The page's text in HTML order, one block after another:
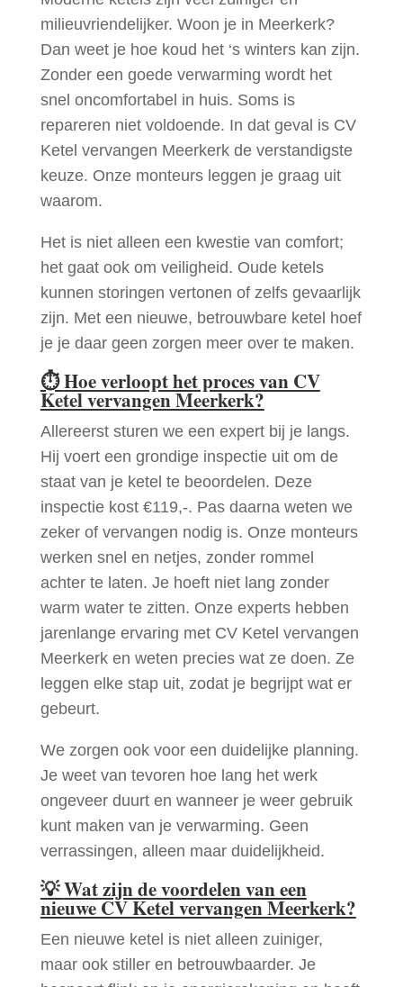
milieuvriendelijker. Woon je in Meerkerk?
Dan weet je hoe koud het ‘s winters kan zijn.
Zonder een goede verwarming wordt het
snel oncomfortabel in huis. Soms is
repareren niet voldoende. In dat geval is CV
Ketel vervangen Meerkerk de verstandigste
keuze. Onze monteurs leggen je graag uit
waarom.
Het is niet alleen een kwestie van comfort;
het gaat ook om veiligheid. Oude ketels
kunnen storingen vertonen of zelfs gevaarlijk
zijn. Met een nieuwe, betrouwbare ketel hoef
je je daar geen zorgen meer over te maken.
⏱Hoe verloopt het proces van CV
Ketel vervangen Meerkerk?
Allereerst sturen we een expert bij je langs.
Hij voert een grondige inspectie uit om de
staat van je ketel te beoordelen. Deze
inspectie kost €119,-. Pas daarna weten we
zeker of vervangen nodig is. Onze monteurs
werken snel en netjes, zonder rommel
achter te laten. Je hoeft niet lang zonder
warm water te zitten. Onze experts hebben
jarenlange ervaring met CV Ketel vervangen
Meerkerk en weten precies wat ze doen. Ze
leggen elke stap uit, zodat je begrijpt wat er
gebeurt.
We zorgen ook voor een duidelijke planning.
Je weet van tevoren hoe lang het werk
ongeveer duurt en wanneer je weer gebruik
kunt maken van je verwarming. Geen
verrassingen, alleen maar duidelijkheid.
💡Wat zijn de voordelen van een
nieuwe CV Ketel vervangen Meerkerk?
Een nieuwe ketel is niet alleen zuiniger,
maar ook stiller en betrouwbaarder. Je